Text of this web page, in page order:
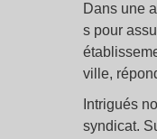
Dans une
s pour
ville,
Intrigués
syndicat.